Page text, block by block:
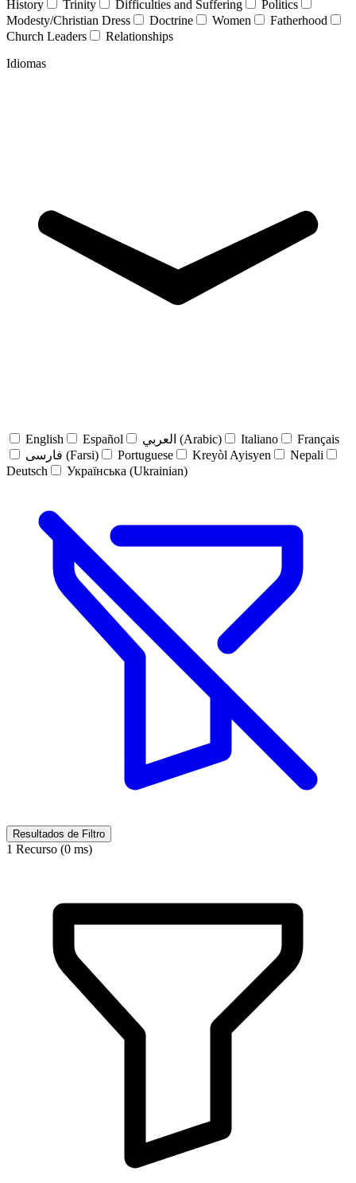
History Trinity Difficulties and Suffering
Politics
Modesty/Christian Dress
Doctrine Women
Fatherhood
Church Leaders
Relationships
Idiomas
English Español العربي (Arabic) Italiano
Français
فارسی (Farsi)
Portuguese Kreyòl Ayisyen
Nepali
Deutsch
Українська (Ukrainian)
Resultados de Filtro
1 Recurso (0 ms)